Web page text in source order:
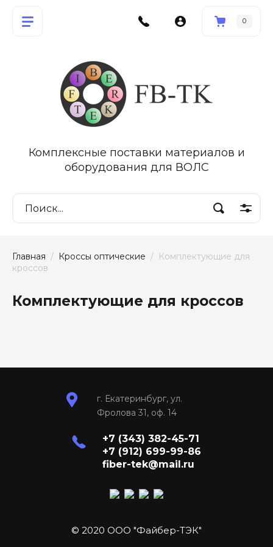
0
Комплексные поставки материалов и
оборудования для ВОЛС
Главная / Кроссы оптические /  Комплектующие для
кроссов
Комплектующие для кроссов
г. Екатеринбург, ул.
Фролова 31, оф. 14
+7 (343) 382-45-71
+7 (912) 699-99-86
fiber-tek@mail.ru
© 2020 ООО "Файбер-ТЭК"